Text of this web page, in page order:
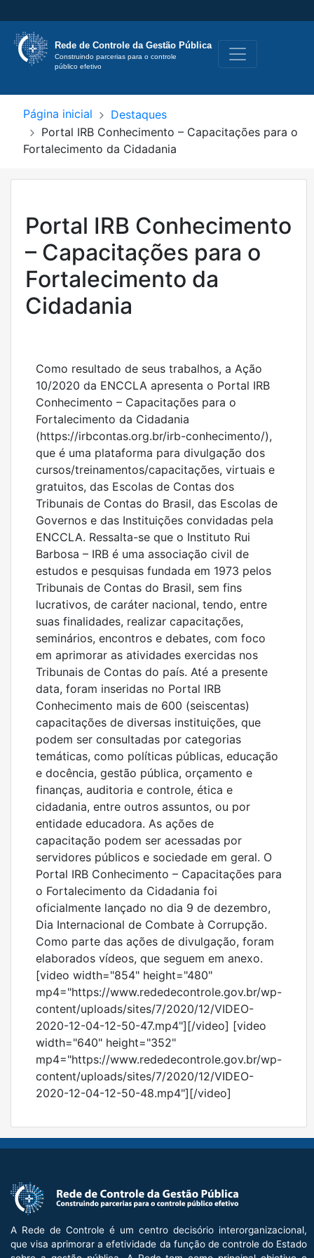
Rede de Controle da Gestão Pública
Construindo parcerias para o controle
público efetivo
Página inicial
Destaques
Portal IRB Conhecimento – Capacitações para o
Fortalecimento da Cidadania
Portal IRB Conhecimento
– Capacitações para o
Fortalecimento da
Cidadania
Como resultado de seus trabalhos, a Ação
10/2020 da ENCCLA apresenta o Portal IRB
Conhecimento – Capacitações para o
Fortalecimento da Cidadania
(https://irbcontas.org.br/irb-conhecimento/),
que é uma plataforma para divulgação dos
cursos/treinamentos/capacitações, virtuais e
gratuitos, das Escolas de Contas dos
Tribunais de Contas do Brasil, das Escolas de
Governos e das Instituições convidadas pela
ENCCLA. Ressalta-se que o Instituto Rui
Barbosa – IRB é uma associação civil de
estudos e pesquisas fundada em 1973 pelos
Tribunais de Contas do Brasil, sem fins
lucrativos, de caráter nacional, tendo, entre
suas finalidades, realizar capacitações,
seminários, encontros e debates, com foco
em aprimorar as atividades exercidas nos
Tribunais de Contas do país. Até a presente
data, foram inseridas no Portal IRB
Conhecimento mais de 600 (seiscentas)
capacitações de diversas instituições, que
podem ser consultadas por categorias
temáticas, como políticas públicas, educação
e docência, gestão pública, orçamento e
finanças, auditoria e controle, ética e
cidadania, entre outros assuntos, ou por
entidade educadora. As ações de
capacitação podem ser acessadas por
servidores públicos e sociedade em geral. O
Portal IRB Conhecimento – Capacitações para
o Fortalecimento da Cidadania foi
oficialmente lançado no dia 9 de dezembro,
Dia Internacional de Combate à Corrupção.
Como parte das ações de divulgação, foram
elaborados vídeos, que seguem em anexo.
[video width="854" height="480"
mp4="https://www.rededecontrole.gov.br/wp-
content/uploads/sites/7/2020/12/VIDEO-
2020-12-04-12-50-47.mp4"][/video] [video
width="640" height="352"
mp4="https://www.rededecontrole.gov.br/wp-
content/uploads/sites/7/2020/12/VIDEO-
2020-12-04-12-50-48.mp4"][/video]
A Rede de Controle é um centro decisório interorganizacional,
que visa aprimorar a efetividade da função de controle do Estado